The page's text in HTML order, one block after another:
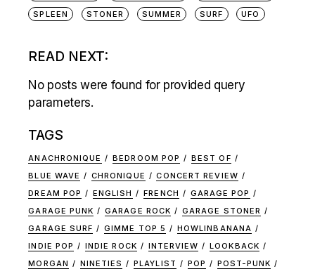
SPLEEN
STONER SUMMER SURF UFO
READ NEXT:
No posts were found for provided query
parameters.
TAGS
ANACHRONIQUE BEDROOM POP
BEST OF
BLUE WAVE
CHRONIQUE
CONCERT REVIEW
DREAM POP
ENGLISH FRENCH
GARAGE POP
GARAGE PUNK
GARAGE ROCK
GARAGE STONER
GARAGE SURF
GIMME TOP 5
HOWLINBANANA
INDIE POP
INDIE ROCK INTERVIEW
LOOKBACK
MORGAN
NINETIES PLAYLIST POP
POST-PUNK